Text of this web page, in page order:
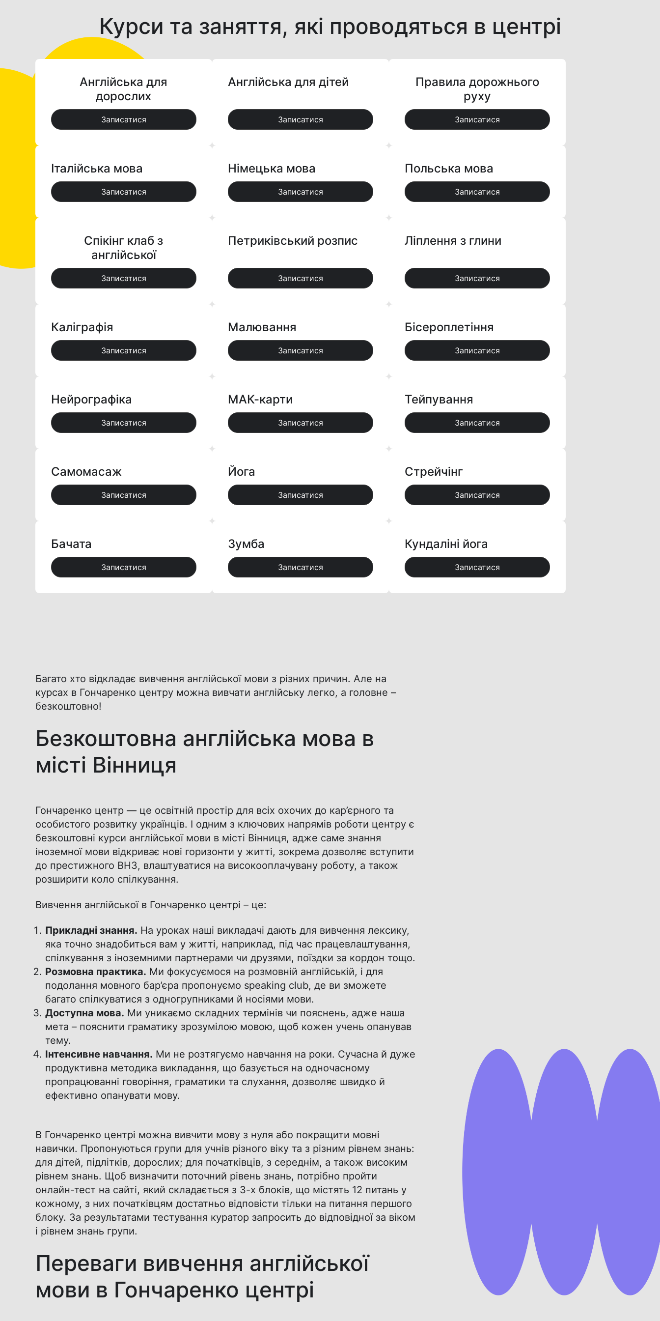
Курси та заняття, які проводяться в центрі
Англійська для
дорослих
Записатися
Англійська для дітей
Записатися
Правила дорожнього
руху
Записатися
Італійська мова
Записатися
Німецька мова
Записатися
Польська мова
Записатися
Спікінг клаб з
англійської
Записатися
Петриківський розпис
Записатися
Ліплення з глини
Записатися
Каліграфія
Записатися
Малювання
Записатися
Бісероплетіння
Записатися
Нейрографіка
Записатися
МАК-карти
Записатися
Тейпування
Записатися
Самомасаж
Записатися
Йога
Записатися
Стрейчінг
Записатися
Бачата
Записатися
Зумба
Записатися
Кундаліні йога
Записатися
Багато хто відкладає вивчення англійської мови з різних причин. Але на
курсах в Гончаренко центру можна вивчати англійську легко, а головне –
безкоштовно!
Безкоштовна англійська мова в
місті Вінниця
Гончаренко центр — це освітній простір для всіх охочих до кар’єрного та
особистого розвитку українців. І одним з ключових напрямів роботи центру є
безкоштовні курси англійської мови в місті Вінниця, адже саме знання
іноземної мови відкриває нові горизонти у житті, зокрема дозволяє вступити
до престижного ВНЗ, влаштуватися на високооплачувану роботу, а також
розширити коло спілкування.
Вивчення англійської в Гончаренко центрі – це:
Прикладні знання. На уроках наші викладачі дають для вивчення лексику,
яка точно знадобиться вам у житті, наприклад, під час працевлаштування,
спілкування з іноземними партнерами чи друзями, поїздки за кордон тощо.
Розмовна практика. Ми фокусуємося на розмовній англійській, і для
подолання мовного бар’єра пропонуємо speaking club, де ви зможете
багато спілкуватися з одногрупниками й носіями мови.
Доступна мова. Ми уникаємо складних термінів чи пояснень, адже наша
мета – пояснити граматику зрозумілою мовою, щоб кожен учень опанував
тему.
Інтенсивне навчання. Ми не розтягуємо навчання на роки. Сучасна й дуже
продуктивна методика викладання, що базується на одночасному
пропрацюванні говоріння, граматики та слухання, дозволяє швидко й
ефективно опанувати мову.
В Гончаренко центрі можна вивчити мову з нуля або покращити мовні
навички. Пропонуються групи для учнів різного віку та з різним рівнем знань:
для дітей, підлітків, дорослих; для початківців, з середнім, а також високим
рівнем знань. Щоб визначити поточний рівень знань, потрібно пройти
онлайн-тест на сайті, який складається з 3-х блоків, що містять 12 питань у
кожному, з них початківцям достатньо відповісти тільки на питання першого
блоку. За результатами тестування куратор запросить до відповідної за віком
і рівнем знань групи.
Переваги вивчення англійської
мови в Гончаренко центрі